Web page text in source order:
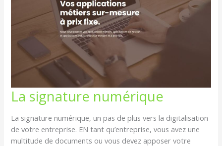
La signature numérique
La signature numérique, un pas de plus vers la digitalisation
de votre entreprise. EN tant qu’entreprise, vous avez une
multitude de documents ou vous devez apposer votre
LA
SIGNATURE
NUMÉRIQUE